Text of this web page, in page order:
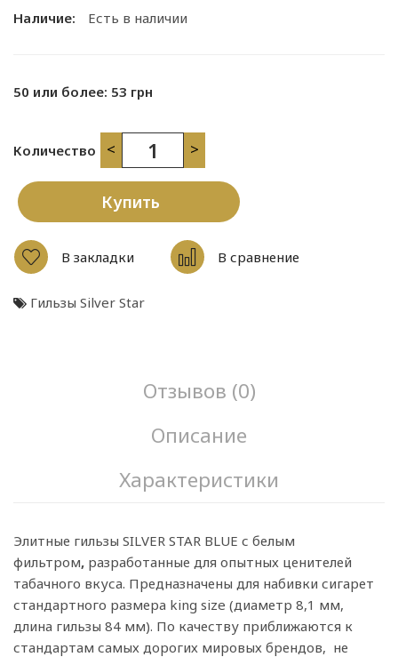
Наличие:
Есть в наличии
50 или более: 53 грн
Количество < >
Купить
В закладки В сравнение
Гильзы Silver Star
Отзывов (0)
Описание
Характеристики
Элитные гильзы SILVER STAR BLUE с белым
фильтром, разработанные для опытных ценителей
табачного вкуса. Предназначены для набивки сигарет
стандартного размера king size (диаметр 8,1 мм,
длина гильзы 84 мм). По качеству приближаются к
стандартам самых дорогих мировых брендов, не